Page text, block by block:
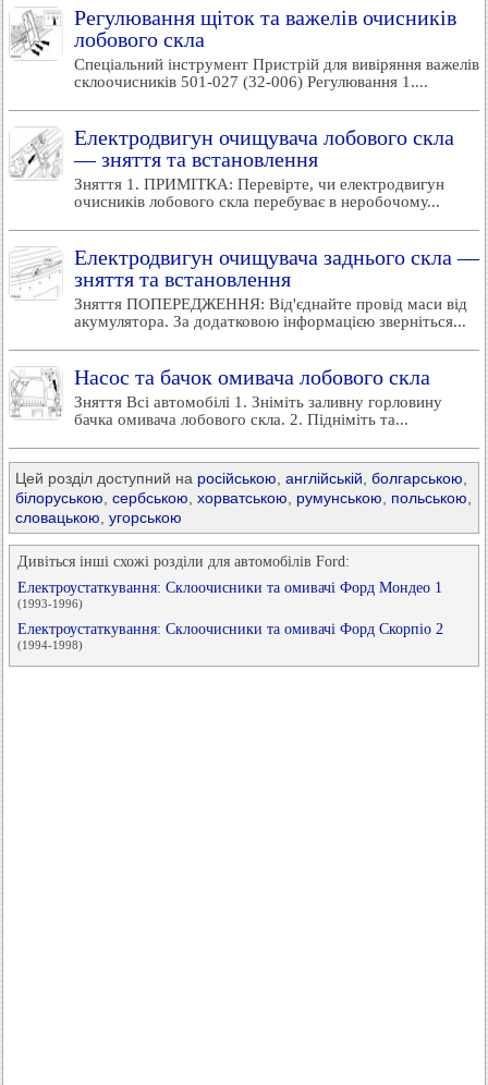
Регулювання щіток та важелів очисників
лобового скла
Спеціальний інструмент Пристрій для вивіряння важелів
склоочисників 501-027 (32-006) Регулювання 1....
Електродвигун очищувача лобового скла
— зняття та встановлення
Зняття 1. ПРИМІТКА: Перевірте, чи електродвигун
очисників лобового скла перебуває в неробочому...
Електродвигун очищувача заднього скла —
зняття та встановлення
Зняття ПОПЕРЕДЖЕННЯ: Від'єднайте провід маси від
акумулятора. За додатковою інформацією зверніться...
Насос та бачок омивача лобового скла
Зняття Всі автомобілі 1. Зніміть заливну горловину
бачка омивача лобового скла. 2. Підніміть та...
Цей розділ доступний на російською англійській болгарською
білоруською сербською хорватською румунською польською
словацькою угорською
Дивіться інші схожі розділи для автомобілів Ford:
Електроустаткування: Склоочисники та омивачі Форд Мондео 1
(1993-1996)
Електроустаткування: Склоочисники та омивачі Форд Скорпіо 2
(1994-1998)